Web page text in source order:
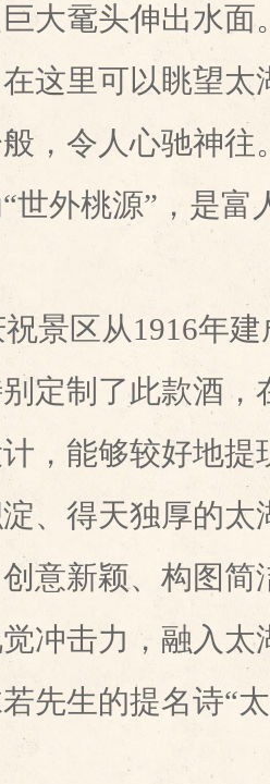
大鼋头伸出水面
这里可以眺望太
，令人心驰神往
世外桃源”，是富
景区从1916年
定制了此款酒，
，能够较好地提
、得天独厚的太
意新颖、构图简
冲击力，融入太
先生的提名诗“